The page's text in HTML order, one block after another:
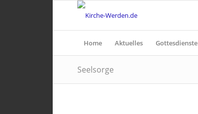
Home Aktuelles Gottesdienste
Seelsorge